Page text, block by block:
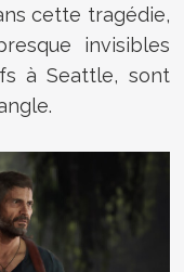
cette tragédie,
invisibles
à Seattle, sont